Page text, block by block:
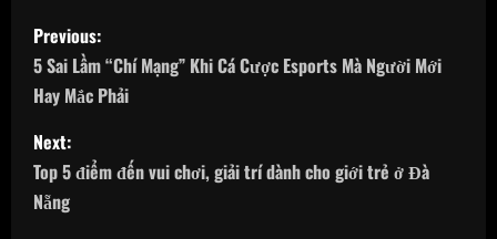
P
o
s
t
n
Previous:
5 Sai Lầm “Chí Mạng” Khi Cá Cược Esports Mà Người Mới
Hay Mắc Phải
Next:
Top 5 điểm đến vui chơi, giải trí dành cho giới trẻ ở Đà
Nẵng